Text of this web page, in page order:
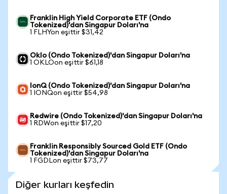
Franklin High Yield Corporate ETF (Ondo
Tokenized)'dan Singapur Doları'na
1 FLHYon eşittir $31,42
Oklo (Ondo Tokenized)'dan Singapur Doları'na
1 OKLOon eşittir $61,18
IonQ (Ondo Tokenized)'dan Singapur Doları'na
1 IONQon eşittir $54,98
Redwire (Ondo Tokenized)'dan Singapur Doları'na
1 RDWon eşittir $17,20
Franklin Responsibly Sourced Gold ETF (Ondo
Tokenized)'dan Singapur Doları'na
1 FGDLon eşittir $73,77
Diğer kurları keşfedin